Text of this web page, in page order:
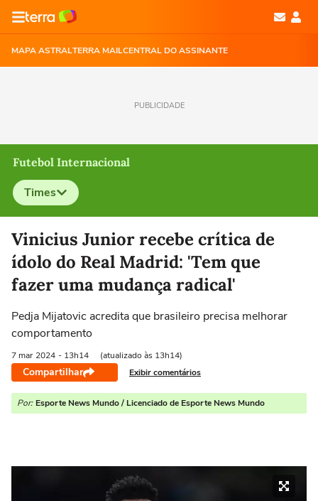
MAPA ASTRALTERRA MAILCENTRAL DO ASSINANTE
PUBLICIDADE
Futebol Internacional
Times
Selecione o time para ver as notícias
Vinicius Junior recebe crítica de
ídolo do Real Madrid: 'Tem que
fazer uma mudança radical'
Pedja Mijatovic acredita que brasileiro precisa melhorar
comportamento
7 mar 2024 - 13h14 (atualizado às 13h14)
Compartilhar Exibir comentários
Por: Esporte News Mundo / Licenciado de Esporte News Mundo